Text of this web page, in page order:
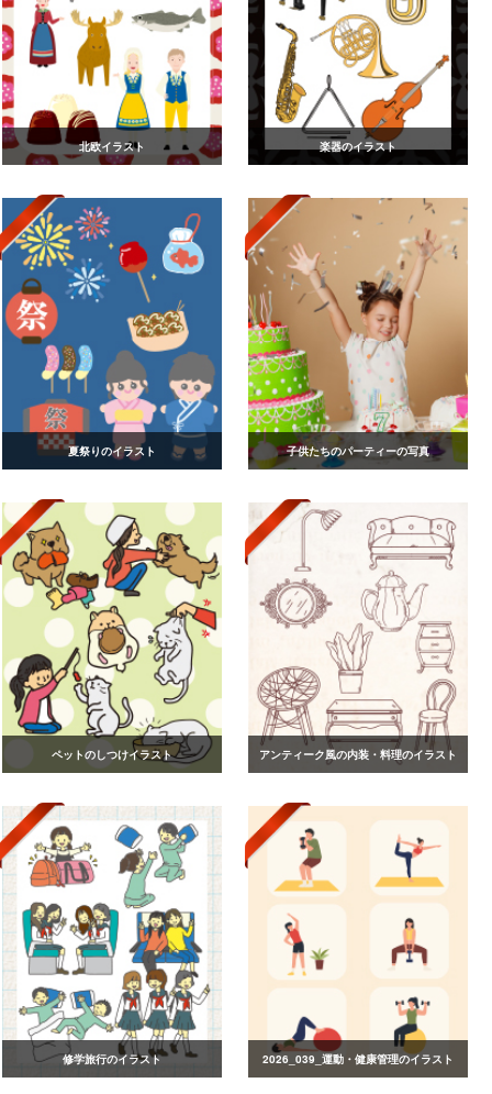
北欧イラスト 楽器のイラスト
夏祭りのイラスト 子供たちのパーティーの写真
ペットのしつけイラスト アンティーク風の内装・料理のイラスト
修学旅行のイラスト 2026_039_運動・健康管理のイラスト